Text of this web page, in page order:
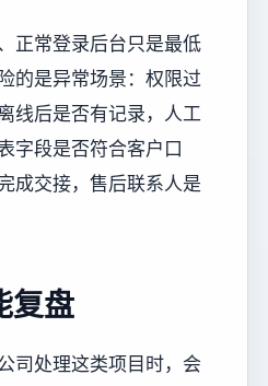
正常登录后台只是最低
的是异常场景：权限过
线后是否有记录，人工
字段是否符合客户口
成交接，售后联系人是
复盘
司处理这类项目时，会